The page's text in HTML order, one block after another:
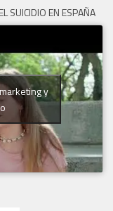
SUICIDIO EN ESPAÑA
y